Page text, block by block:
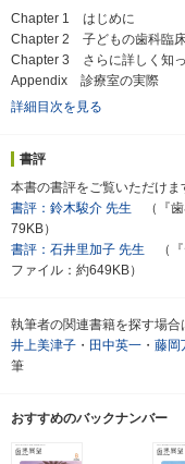
Chapter 1 はじめに
Chapter 2 子どもの歯科臨
Chapter 3 さらに詳しく知
Appendix 診療室の実際
詳細目次を見る
書評
本書の書評をご覧いただけま
書評：鈴木駿介 先生 （『歯
79KB）
書評：石井里加子 先生 （『
ファイル：約649KB）
執筆者の関連書籍を探す場
井上美津子 ・ 田中英一 ・ 藤岡
筆
おすすめのバックナンバー